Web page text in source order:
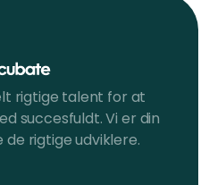
rigtige talent for at
succesfuldt. Vi er din
rigtige udviklere.